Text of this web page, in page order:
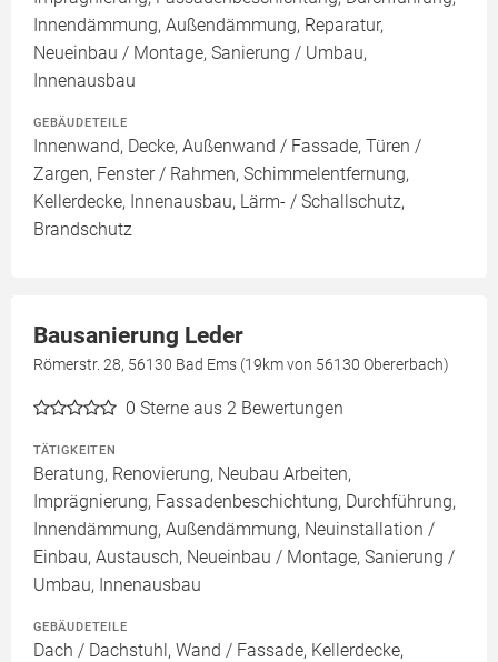
Innendämmung, Außendämmung, Reparatur,
Neueinbau / Montage, Sanierung / Umbau,
Innenausbau
GEBÄUDETEILE
Innenwand, Decke, Außenwand / Fassade, Türen /
Zargen, Fenster / Rahmen, Schimmelentfernung,
Kellerdecke, Innenausbau, Lärm- / Schallschutz,
Brandschutz
Bausanierung Leder
Römerstr. 28, 56130 Bad Ems (19km von 56130 Obererbach)
0 Sterne aus 2 Bewertungen
TÄTIGKEITEN
Beratung, Renovierung, Neubau Arbeiten,
Imprägnierung, Fassadenbeschichtung, Durchführung,
Innendämmung, Außendämmung, Neuinstallation /
Einbau, Austausch, Neueinbau / Montage, Sanierung /
Umbau, Innenausbau
GEBÄUDETEILE
Dach / Dachstuhl, Wand / Fassade, Kellerdecke,